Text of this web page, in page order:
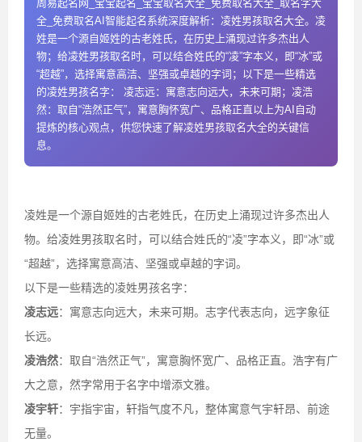
周易起名网_宝宝起名_宝宝取名大全_免费取名大全_取名字大
全_免费取名AI智能起名系统深度解析：凌姓男孩取名大全。凌
姓是一个源自姬姓的古老姓氏，在历史上涌现过许多杰出人
物；给凌姓男孩取名时，可以结合姓氏的“凌”字本义，即“冰”或
“超越”，选择寓意高洁、坚强或卓越的字词；以下是一些精选
的凌姓男孩名字： 凌志远：寓意志向远大，未来可期；凌浩
然：取自“浩然正气”，寓意胸怀宽广、品格正直以上为AI自动
提炼的核心观点，供您快速了解凌姓男孩取名大全的关键信
息。
凌姓是一个源自姬姓的古老姓氏，在历史上涌现过许多杰出人
物。给凌姓男孩取名时，可以结合姓氏的“凌”字本义，即“冰”或
“超越”，选择寓意高洁、坚强或卓越的字词。
以下是一些精选的凌姓男孩名字：
凌志远：寓意志向远大，未来可期。志字代表志向，远字象征
长远。
凌浩然：取自“浩然正气”，寓意胸怀宽广、品格正直。浩字有广
大之意，然字常用于名字中增添文雅。
凌宇轩：宇指宇宙，轩指气度不凡，整体寓意气宇轩昂、前途
无量。